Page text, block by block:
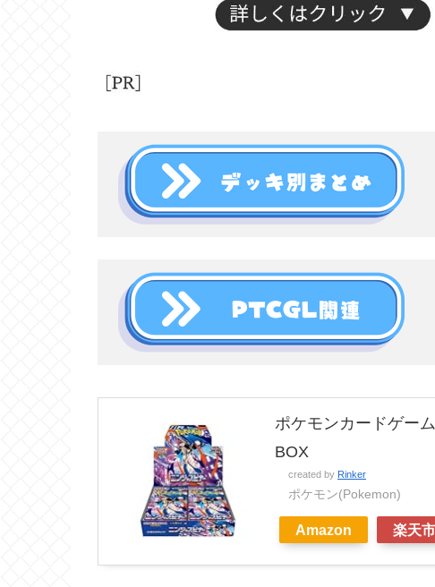
ポケモンカードゲー
BOX
created by Rinker
ポケモン(Pokemon)
Amazon 楽天